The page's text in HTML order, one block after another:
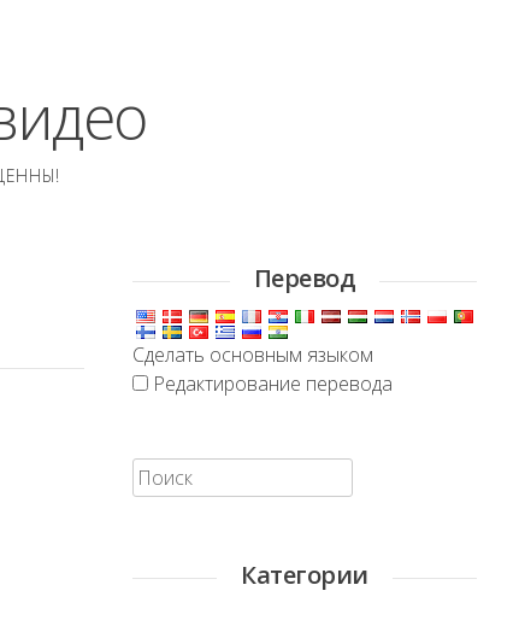
Перевод
Сделать основным языком
Редактирование перевода
Искать:
Категории